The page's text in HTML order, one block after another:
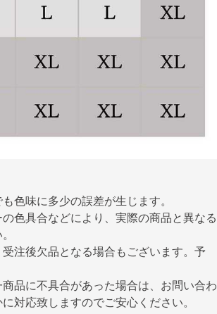
色味に多少の誤差が生じます。
色具合などにより、実際の商品と異なる
注後欠品となる場合もございます。予
品に不具合があった場合は、お問い合わ
対応致しますのでご安心ください。